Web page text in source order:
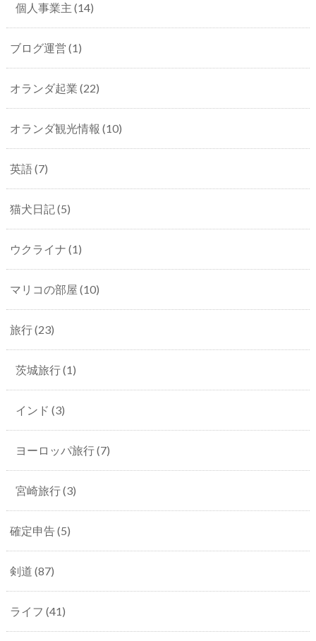
個人事業主 (14)
ブログ運営 (1)
オランダ起業 (22)
オランダ観光情報 (10)
英語(7)
猫犬日記(5)
ウクライナ (1)
マリコの部屋 (10)
旅行(23)
茨城旅行(1)
インド (3)
ヨーロッパ旅行(7)
宮崎旅行(3)
確定申告(5)
剣道 (87)
ライフ (41)